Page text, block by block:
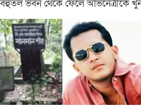
বহুতল ভবন থেকে ফেলে অভিনেত্রীকে খুন,